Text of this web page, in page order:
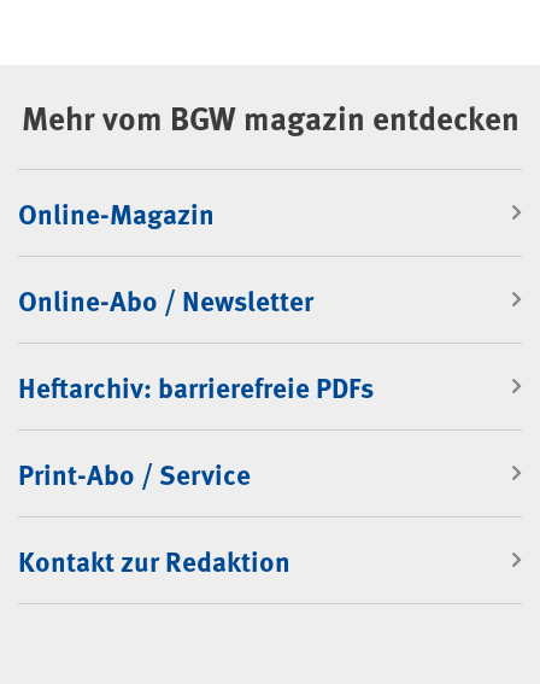
Mehr vom BGW magazin entdecken
Online-Magazin
Online-Abo / Newsletter
Heftarchiv: barrierefreie PDFs
Print-Abo / Service
Kontakt zur Redaktion